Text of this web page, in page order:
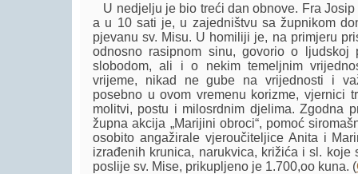
U nedjelju je bio treći dan obnove. Fra
a u 10 sati je, u zajedništvu sa župnikom
pjevanu sv. Misu. U homiliji je, na primjeru
odnosno rasipnom sinu, govorio o ljudskoj
slobodom, ali i o nekim temeljnim
vrijeme, nikad ne gube na vrijednosti i
posebno u ovom vremenu korizme, vjernici
molitvi, postu i milosrdnim djelima. Zgodna
župna akcija „Marijini obroci“, pomoć
osobito angažirale vjeroučiteljice Anita i
izrađenih krunica, narukvica, križića i sl.
poslije sv. Mise, prikupljeno je 1.700,oo kuna. (